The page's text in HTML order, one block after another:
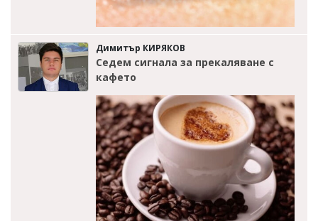
Димитър КИРЯКОВ
Седем сигнала за прекаляване с
кафето